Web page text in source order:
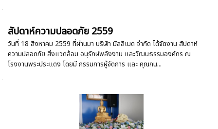
สัปดาห์ความปลอดภัย 2559
วันที่ 18 สิงหาคม 2559 ที่ผ่านมา บริษัท มิลลิเมด จำกัด ได้จัดงาน สัปดาห์
ความปลอดภัย สิ่งแวดล้อม อนุรักษ์พลังงาน และวัฒนธรรมองค์กร ณ
โรงงานพระประแดง โดยมี กรรมการผู้จัดการ และ คุณกน...